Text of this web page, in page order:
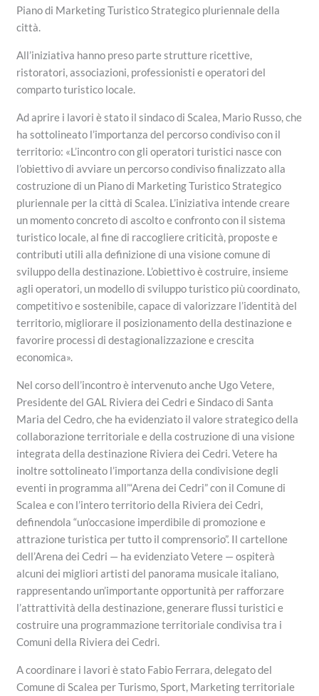
Piano di Marketing Turistico Strategico pluriennale della
città.
All’iniziativa hanno preso parte strutture ricettive,
ristoratori, associazioni, professionisti e operatori del
comparto turistico locale.
Ad aprire i lavori è stato il sindaco di Scalea, Mario Russo, che
ha sottolineato l’importanza del percorso condiviso con il
territorio: «L’incontro con gli operatori turistici nasce con
l’obiettivo di avviare un percorso condiviso finalizzato alla
costruzione di un Piano di Marketing Turistico Strategico
pluriennale per la città di Scalea. L’iniziativa intende creare
un momento concreto di ascolto e confronto con il sistema
turistico locale, al fine di raccogliere criticità, proposte e
contributi utili alla definizione di una visione comune di
sviluppo della destinazione. L’obiettivo è costruire, insieme
agli operatori, un modello di sviluppo turistico più coordinato,
competitivo e sostenibile, capace di valorizzare l’identità del
territorio, migliorare il posizionamento della destinazione e
favorire processi di destagionalizzazione e crescita
economica».
Nel corso dell’incontro è intervenuto anche Ugo Vetere,
Presidente del GAL Riviera dei Cedri e Sindaco di Santa
Maria del Cedro, che ha evidenziato il valore strategico della
collaborazione territoriale e della costruzione di una visione
integrata della destinazione Riviera dei Cedri. Vetere ha
inoltre sottolineato l’importanza della condivisione degli
eventi in programma all’“Arena dei Cedri” con il Comune di
Scalea e con l’intero territorio della Riviera dei Cedri,
definendola “un’occasione imperdibile di promozione e
attrazione turistica per tutto il comprensorio”. Il cartellone
dell’Arena dei Cedri — ha evidenziato Vetere — ospiterà
alcuni dei migliori artisti del panorama musicale italiano,
rappresentando un’importante opportunità per rafforzare
l’attrattività della destinazione, generare flussi turistici e
costruire una programmazione territoriale condivisa tra i
Comuni della Riviera dei Cedri.
A coordinare i lavori è stato Fabio Ferrara, delegato del
Comune di Scalea per Turismo, Sport, Marketing territoriale